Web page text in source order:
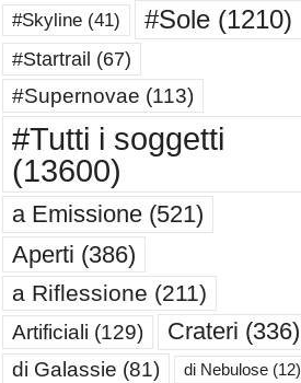
#Skyline(41) #Sole(1210)
#Startrail (67)
#Supernovae (113)
#Tutti i soggetti
(13600)
a Emissione(521)
Aperti (386)
a Riflessione (211)
Artificiali (129) Crateri (336)
di Galassie (81) di Nebulose(12)